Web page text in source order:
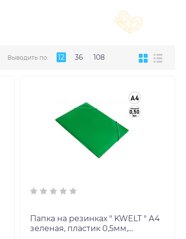
Выводить по: 12 36 108
Папка на резинках " KWELT " А4
зеленая, пластик 0,5мм,